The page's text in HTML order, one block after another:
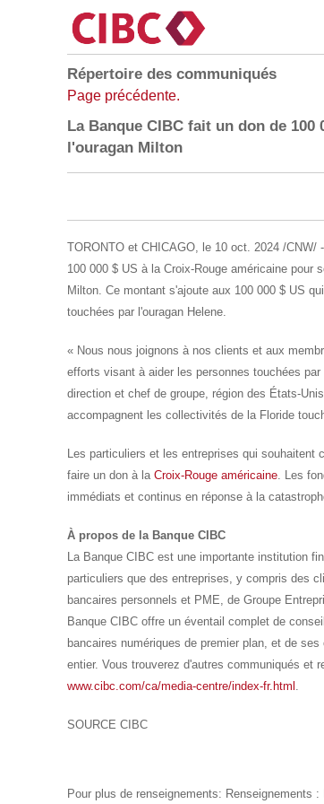
Répertoire des communiqués
Page précédente.
La Banque CIBC fait un don de
l'ouragan Milton
TORONTO et CHICAGO, le 10 oct. 2024 /CNW/
100 000 $ US à la Croix-Rouge américaine pour
Milton. Ce montant s'ajoute aux 100 000 $ US
touchées par l'ouragan Helene.
« Nous nous joignons à nos clients et aux
efforts visant à aider les personnes touchées par
direction et chef de groupe, région des États-
accompagnent les collectivités de la Floride
Les particuliers et les entreprises qui
faire un don à laCroix-Rouge américaine. Les
immédiats et continus en réponse à la
À propos de la Banque CIBC
La BanqueCIBC est une importante institution
particuliers que des entreprises, y compris des
bancaires personnels et PME, de Groupe
BanqueCIBC offre un éventail complet de
bancaires numériques de premier plan, et de
entier. Vous trouverez d'autres communiqués et
www.cibc.com/ca/media-centre/index-fr.html .
SOURCE CIBC
Pour plus de renseignements: Renseignements